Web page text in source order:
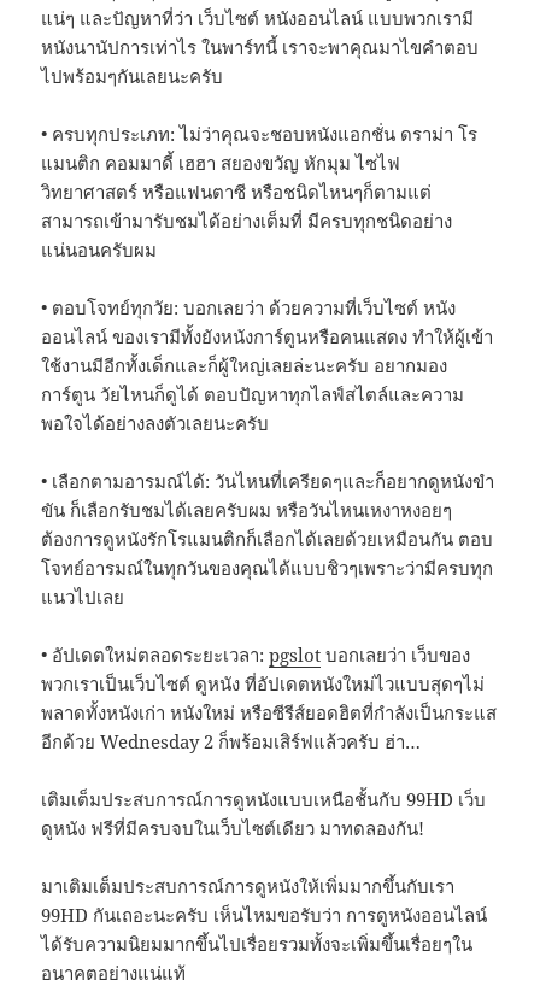
แน่ๆ และปัญหาที่ว่า เว็บไซต์ หนังออนไลน์ แบบพวกเรามี
หนังนานัปการเท่าไร ในพาร์ทนี้ เราจะพาคุณมาไขคำตอบ
ไปพร้อมๆกันเลยนะครับ
• ครบทุกประเภท: ไม่ว่าคุณจะชอบหนังแอกชั่น ดราม่า โร
แมนติก คอมมาดี้ เฮฮา สยองขวัญ หักมุม ไซไฟ
วิทยาศาสตร์ หรือแฟนตาซี หรือชนิดไหนๆก็ตามแต่
สามารถเข้ามารับชมได้อย่างเต็มที่ มีครบทุกชนิดอย่าง
แน่นอนครับผม
• ตอบโจทย์ทุกวัย: บอกเลยว่า ด้วยความที่เว็บไซต์ หนัง
ออนไลน์ ของเรามีทั้งยังหนังการ์ตูนหรือคนแสดง ทำให้ผู้เข้า
ใช้งานมีอีกทั้งเด็กและก็ผู้ใหญ่เลยล่ะนะครับ อยากมอง
การ์ตูน วัยไหนก็ดูได้ ตอบปัญหาทุกไลฟ์สไตล์และความ
พอใจได้อย่างลงตัวเลยนะครับ
• เลือกตามอารมณ์ได้: วันไหนที่เครียดๆและก็อยากดูหนังขำ
ขัน ก็เลือกรับชมได้เลยครับผม หรือวันไหนเหงาหงอยๆ
ต้องการดูหนังรักโรแมนติกก็เลือกได้เลยด้วยเหมือนกัน ตอบ
โจทย์อารมณ์ในทุกวันของคุณได้แบบชิวๆเพราะว่ามีครบทุก
แนวไปเลย
• อัปเดตใหม่ตลอดระยะเวลา:pgslot บอกเลยว่า เว็บของ
พวกเราเป็นเว็บไซต์ ดูหนัง ที่อัปเดตหนังใหม่ไวแบบสุดๆไม่
พลาดทั้งหนังเก่า หนังใหม่ หรือซีรีส์ยอดฮิตที่กำลังเป็นกระแส
อีกด้วย Wednesday 2 ก็พร้อมเสิร์ฟแล้วครับ ฮ่า…
เติมเต็มประสบการณ์การดูหนังแบบเหนือชั้นกับ 99HD เว็บ
ดูหนัง ฟรีที่มีครบจบในเว็บไซต์เดียว มาทดลองกัน!
มาเติมเต็มประสบการณ์การดูหนังให้เพิ่มมากขึ้นกับเรา
99HD กันเถอะนะครับ เห็นไหมขอรับว่า การดูหนังออนไลน์
ได้รับความนิยมมากขึ้นไปเรื่อยรวมทั้งจะเพิ่มขึ้นเรื่อยๆใน
อนาคตอย่างแน่แท้